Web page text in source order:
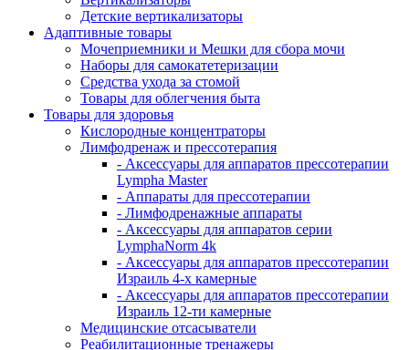
Детские вертикализаторы
Адаптивные товары
Мочеприемники и Мешки для сбора мочи
Наборы для самокатетеризации
Средства ухода за стомой
Товары для облегчения быта
Товары для здоровья
Кислородные концентраторы
Лимфодренаж и прессотерапия
- Аксессуары для аппаратов прессотерапии
Lympha Master
- Аппараты для прессотерапии
- Лимфодренажные аппараты
- Аксессуары для аппаратов серии
LymphaNorm 4k
- Аксессуары для аппаратов прессотерапии
Израиль 4-х камерные
- Аксессуары для аппаратов прессотерапии
Израиль 12-ти камерные
Медицинские отсасыватели
Реабилитационные тренажеры